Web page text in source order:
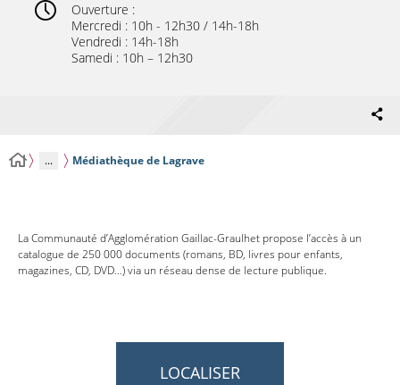
Ouverture :
Mercredi : 10h - 12h30 / 14h-18h
Vendredi : 14h-18h
Samedi : 10h – 12h30
... Médiathèque de Lagrave
La Communauté d’Agglomération Gaillac-Graulhet propose l’accès à un
catalogue de 250 000 documents (romans, BD, livres pour enfants,
magazines, CD, DVD…) via un réseau dense de lecture publique.
LOCALISER